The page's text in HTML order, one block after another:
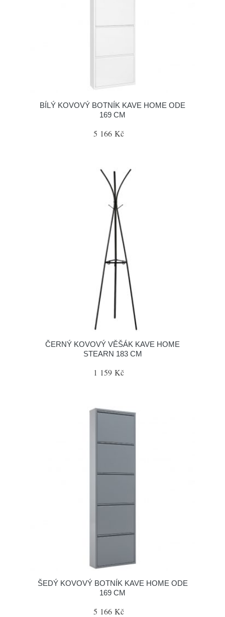
BÍLÝ KOVOVÝ BOTNÍK KAVE HOME ODE
169 CM
5 166 Kč
ČERNÝ KOVOVÝ VĚŠÁK KAVE HOME
STEARN 183 CM
1 159 Kč
ŠEDÝ KOVOVÝ BOTNÍK KAVE HOME ODE
169 CM
5 166 Kč